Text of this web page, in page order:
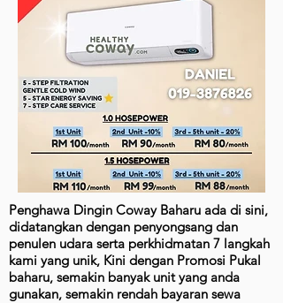
Penghawa Dingin Coway Baharu ada di sini,
didatangkan dengan penyongsang dan
penulen udara serta perkhidmatan 7 langkah
kami yang unik, Kini dengan Promosi Pukal
baharu, semakin banyak unit yang anda
gunakan, semakin rendah bayaran sewa